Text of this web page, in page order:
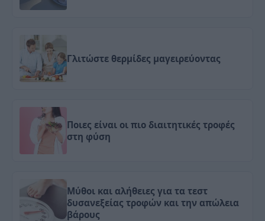
Γλιτώστε θερμίδες μαγειρεύοντας
Ποιες είναι οι πιο διαιτητικές τροφές
στη φύση
Μύθοι και αλήθειες για τα τεστ
δυσανεξείας τροφών και την απώλεια
βάρους